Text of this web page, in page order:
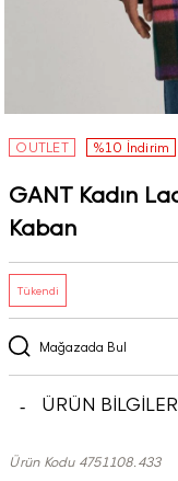
OUTLET %10 İndirim
GANT Kadın
Kaban
Mağazada Bul
Tükendi
ÜRÜN
Ürün Kodu 4751108.433